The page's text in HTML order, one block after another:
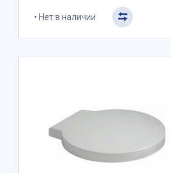
Нет в наличии